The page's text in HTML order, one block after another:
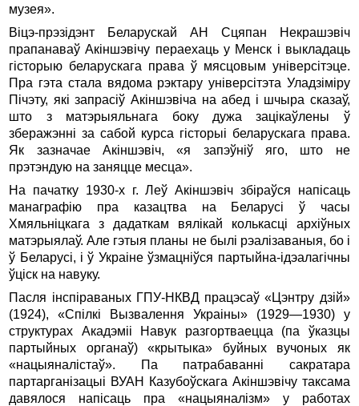
музея».
Віцэ-прэзідэнт Беларускай АН Сцяпан Некрашэвіч
прапанаваў Акіншэвічу пераехаць у Менск і выкладаць
гісторыю беларускага права ў мясцовым універсітэце.
Пра гэта стала вядома рэктару універсітэта Уладзіміру
Пічэту, які запрасіў Акіншэвіча на абед і шчыра сказаў,
што з матэрыяльнага боку дужа зацікаўлены ў
зберажэнні за сабой курса гісторыі беларускага права.
Як зазначае Акіншэвіч, «я запэўніў яго, што не
прэтэндую на заняцце месца».
На пачатку 1930-х г. Леў Акіншэвіч збіраўся напісаць
манаграфію пра казацтва на Беларусі ў часы
Хмяльніцкага з дадаткам вялікай колькасці архіўных
матэрыялаў. Але гэтыя планы не былі рэалізаваныя, бо і
ў Беларусі, і ў Украіне ўзмацніўся партыйна-ідэалагічны
ўціск на навуку.
Пасля інспіраваных ГПУ-НКВД працэсаў «Цэнтру дзій»
(1924), «Спілкі Вызвалення Украіны» (1929—1930) у
структурах Акадэміі Навук разгортваецца (па ўказцы
партыйных органаў) «крытыка» буйных вучоных як
«нацыяналістаў». Па патрабаванні сакратара
партарганізацыі ВУАН Казубоўскага Акіншэвічу таксама
давялося напісаць пра «нацыяналізм» у работах